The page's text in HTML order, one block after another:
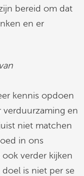
bereid om dat
en er
kennis opdoen
verduurzaming en
niet matchen
in ons
verder kijken
is niet per se